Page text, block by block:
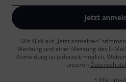
Jetzt
Mit Klick auf „Jetzt anmelden“
Werbung und einer Messung des E-
Abmeldung ist jederzeit möglich.
unseren
* Pflichtfeld